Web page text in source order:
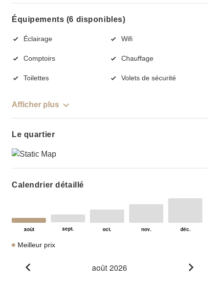
Équipements (6 disponibles)
Éclairage Wifi
Comptoirs Chauffage
Toilettes Volets de sécurité
Afficher plus
Le quartier
Calendrier détaillé
Meilleur prix
août 2026